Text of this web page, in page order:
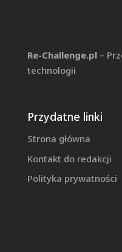
Re-Challenge.pl–
technologii
Przydatne linki
Strona główna
Kontakt do redakcji
Polityka prywatności